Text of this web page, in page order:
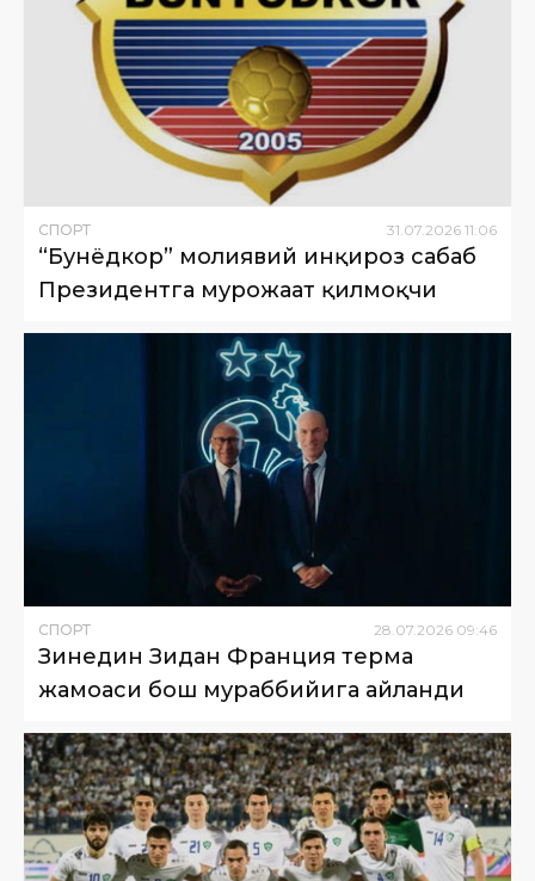
СПОРТ 31 07 2026 11:06
“Бунёдкор” молиявий инқироз сабаб
Президентга мурожаат қилмоқчи
СПОРТ 28.07.2026 09:46
Зинедин Зидан Франция терма
жамоаси бош мураббийига айланди